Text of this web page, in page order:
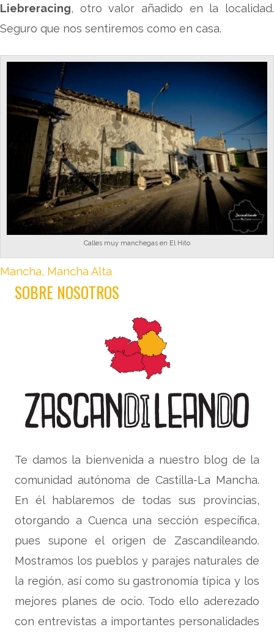
Liebreracing, otro valor añadido en la localidad.
Seguro que nos sentiremos como en casa.
Calles muy manchegas en El Hito
Mancha, Mancha Alta
SOBRE NOSOTROS
Te damos la bienvenida a nuestro blog de la
comunidad autónoma de Castilla-La Mancha.
En él hablaremos de todas sus provincias,
otorgando a Cuenca una sección específica,
pues supone el origen de Zascandileando.
Mostramos los pueblos y parajes naturales de
la región, así como su gastronomía típica y los
mejores planes de ocio. Todo ello aderezado
con entrevistas a importantes personalidades